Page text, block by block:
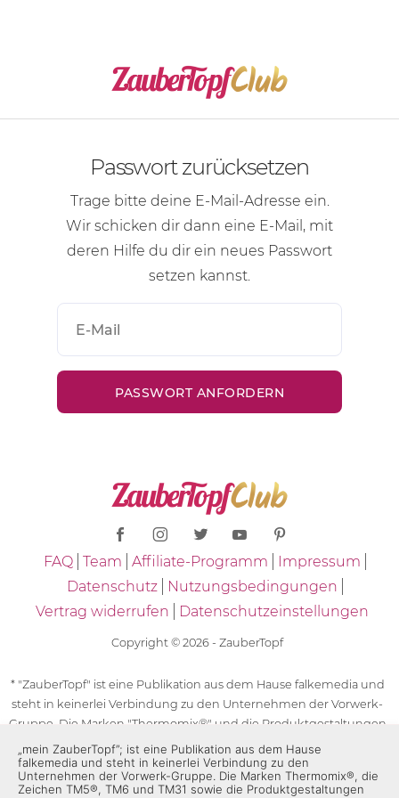
Passwort zurücksetzen
Trage bitte deine E-Mail-Adresse ein.
Wir schicken dir dann eine E-Mail , mit
deren Hilfe du dir ein neues Passwort
setzen kannst.
FAQ Team Affiliate-Programm
Impressum
Datenschutz
Nutzungsbedingungen
Vertrag widerrufen
Datenschutzeinstellungen
Copyright © 2026 - ZauberTopf
* "ZauberTopf" ist eine Publikation aus dem Hause falkemedia und
steht in keinerlei Verbindung zu den Unternehmen der Vorwerk-
Gruppe. Die Marken "Thermomix®" und die Produktgestaltungen
des "Thermomix®" sind eingetragene Marken der Unternehmen
der Vorwerk-Gruppe. Die Marken Thermomix®, die Zeichen TM5®,
TM6 und TM31 sowie die Produktgestaltungen des Thermomix®
„mein ZauberTopf”; ist eine Publikation aus dem Hause
falkemedia und steht in keinerlei Verbindung zu den
Unternehmen der Vorwerk-Gruppe. Die Marken Thermomix®, die
Zeichen TM5®, TM6 und TM31 sowie die Produktgestaltungen